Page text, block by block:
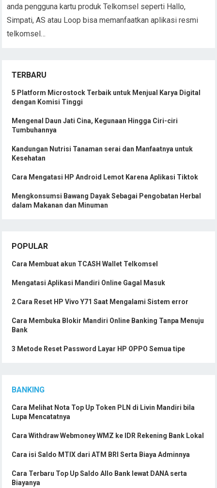
anda pengguna kartu produk Telkomsel seperti Hallo,
Simpati, AS atau Loop bisa memanfaatkan aplikasi resmi
telkomsel…
TERBARU
5 Platform Microstock Terbaik untuk Menjual Karya Digital
dengan Komisi Tinggi
Mengenal Daun Jati Cina, Kegunaan Hingga Ciri-ciri
Tumbuhannya
Kandungan Nutrisi Tanaman serai dan Manfaatnya untuk
Kesehatan
Cara Mengatasi HP Android Lemot Karena Aplikasi Tiktok
Mengkonsumsi Bawang Dayak Sebagai Pengobatan Herbal
dalam Makanan dan Minuman
POPULAR
Cara Membuat akun TCASH Wallet Telkomsel
Mengatasi Aplikasi Mandiri Online Gagal Masuk
2 Cara Reset HP Vivo Y71 Saat Mengalami Sistem error
Cara Membuka Blokir Mandiri Online Banking Tanpa Menuju
Bank
3 Metode Reset Password Layar HP OPPO Semua tipe
BANKING
Cara Melihat Nota Top Up Token PLN di Livin Mandiri bila
Lupa Mencatatnya
Cara Withdraw Webmoney WMZ ke IDR Rekening Bank Lokal
Cara isi Saldo MTIX dari ATM BRI Serta Biaya Adminnya
Cara Terbaru Top Up Saldo Allo Bank lewat DANA serta
Biayanya